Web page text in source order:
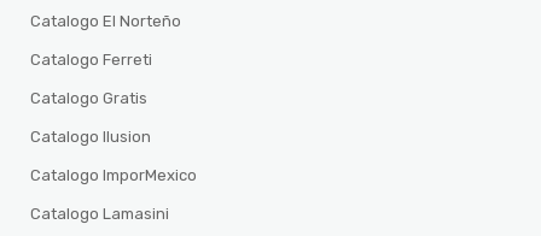
Catalogo El Norteño
Catalogo Ferreti
Catalogo Gratis
Catalogo Ilusion
Catalogo ImporMexico
Catalogo Lamasini